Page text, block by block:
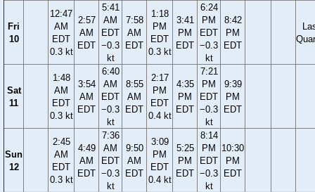
Fri
10
12:47
AM
EDT
0.3 kt
2:57
AM
EDT
5:41
AM
EDT
−0.3
kt
7:58
AM
EDT
1:18
PM
EDT
0.3 kt
3:41
PM
EDT
6:24
PM
EDT
−0.3
kt
8:42
PM
EDT
Sat
11
1:48
AM
EDT
0.3 kt
3:54
AM
EDT
6:40
AM
EDT
−0.3
kt
8:55
AM
EDT
2:17
PM
EDT
0.4 kt
4:35
PM
EDT
7:21
PM
EDT
−0.3
kt
9:39
PM
EDT
Sun
12
2:45
AM
EDT
0.3 kt
4:49
AM
EDT
7:36
AM
EDT
−0.3
kt
9:50
AM
EDT
3:09
PM
EDT
0.4 kt
5:25
PM
EDT
8:14
PM
EDT
−0.3
kt
10:30
PM
EDT